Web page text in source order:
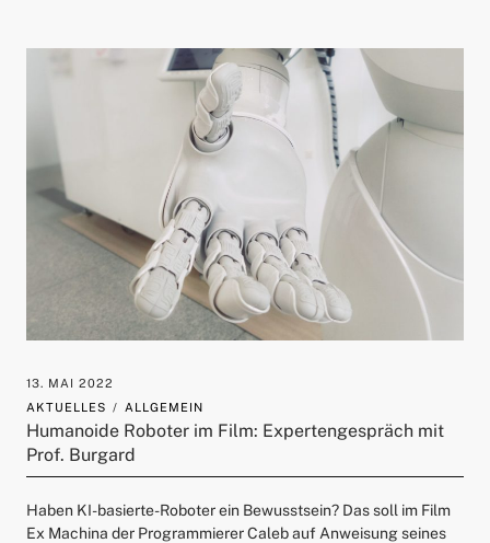
13. MAI 2022
AKTUELLES
ALLGEMEIN
Humanoide Roboter im Film: Expertengespräch mit
Prof. Burgard
Haben KI-basierte-Roboter ein Bewusstsein? Das soll im Film
Ex Machina der Programmierer Caleb auf Anweisung seines